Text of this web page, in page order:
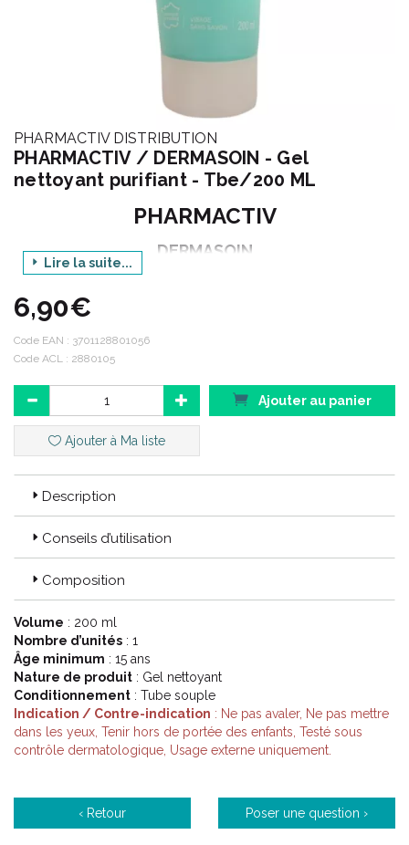
PHARMACTIV DISTRIBUTION
PHARMACTIV / DERMASOIN - Gel
nettoyant purifiant - Tbe/200 ML
PHARMACTIV
DERMASOIN
Code EAN : 3701128801056
Code ACL : 2880105
Lire la suite...
6,90€
Code EAN : 3701128801056
Code ACL : 2880105
Ajouter au panier
Ajouter à Ma liste
Description
Conseils d’utilisation
Composition
Volume : 200 ml
Nombre d’unités : 1
Âge minimum : 15 ans
Nature de produit : Gel nettoyant
Conditionnement : Tube souple
Indication / Contre-indication : Ne pas avaler, Ne pas mettre
dans les yeux, Tenir hors de portée des enfants, Testé sous
contrôle dermatologique, Usage externe uniquement.
‹ Retour Poser une question ›